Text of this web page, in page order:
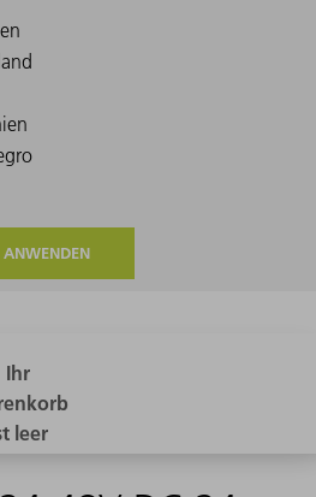
ANWENDEN